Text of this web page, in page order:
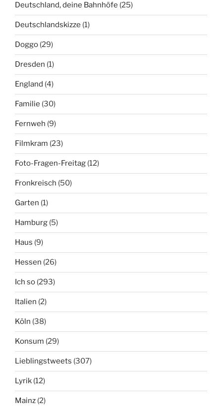
Deutschland, deine Bahnhöfe (25)
Deutschlandskizze (1)
Doggo (29)
Dresden (1)
England (4)
Familie (30)
Fernweh (9)
Filmkram (23)
Foto-Fragen-Freitag (12)
Fronkreisch (50)
Garten (1)
Hamburg (5)
Haus (9)
Hessen (26)
Ich so (293)
Italien (2)
Köln (38)
Konsum (29)
Lieblingstweets (307)
Lyrik (12)
Mainz (2)